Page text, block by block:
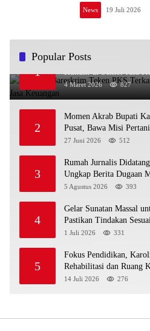
News 19 Juli 2026
Popular Posts
1
OJK dan Bareskrim
Hukum di Sektor Jasa
4 Maret 2026 827
2
Momen Akrab Bupati
27 Juni 2026 512
3
Rumah Jurnalis
Ungkap Berita Dugaan
5 Agustus 2026 393
4
Gelar Sunatan Massal
Pastikan Tindakan
1 Juli 2026 331
5
Fokus Pendidikan,
Rehabilitasi dan Ruang
14 Juli 2026 276